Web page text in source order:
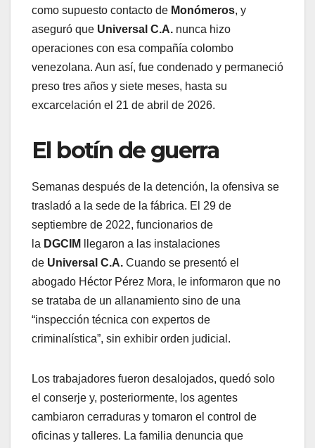
como supuesto contacto de Monómeros, y
aseguró que Universal C.A. nunca hizo
operaciones con esa compañía colombo
venezolana. Aun así, fue condenado y permaneció
preso tres años y siete meses, hasta su
excarcelación el 21 de abril de 2026.
El botín de guerra
Semanas después de la detención, la ofensiva se
trasladó a la sede de la fábrica. El 29 de
septiembre de 2022, funcionarios de
la DGCIM
llegaron a las instalaciones
de Universal C.A. Cuando se presentó el
abogado Héctor Pérez Mora, le informaron que no
se trataba de un allanamiento sino de una
“inspección técnica con expertos de
criminalística”, sin exhibir orden judicial.
Los trabajadores fueron desalojados, quedó solo
el conserje y, posteriormente, los agentes
cambiaron cerraduras y tomaron el control de
oficinas y talleres. La familia denuncia que